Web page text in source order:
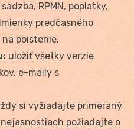
sadzba, RPMN, poplatky,
predčasného
poistenie.
uložiť všetky verzie
e-maily s
si vyžiadajte primeraný
požiadajte o